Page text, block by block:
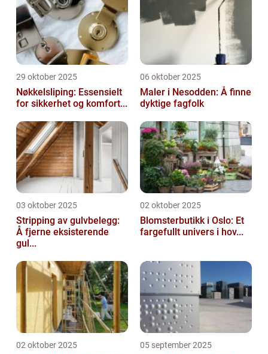
29 oktober 2025
Nøkkelsliping: Essensielt
for sikkerhet og komfort...
06 oktober 2025
Maler i Nesodden: Å finne
dyktige fagfolk
03 oktober 2025
Stripping av gulvbelegg:
Å fjerne eksisterende
gul...
02 oktober 2025
Blomsterbutikk i Oslo: Et
fargefullt univers i hov...
02 oktober 2025 05 september 2025